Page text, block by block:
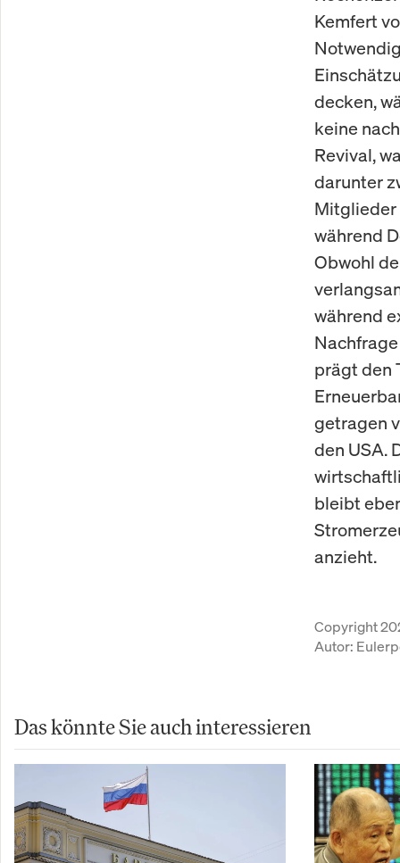
Kemfert
decken,
keine
Revival,
darunter
Mitglieder
während
Obwohl
während
prägt den
getragen
den USA.
bleibt
anzieht.
Copyright
Autor:
Das könnte Sie auch interessieren